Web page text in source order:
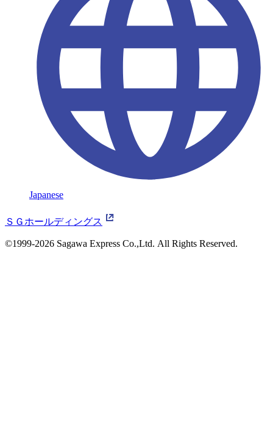
Japanese
ＳＧホールディングス
©1999-2026 Sagawa Express Co.,Ltd. All Rights Reserved.